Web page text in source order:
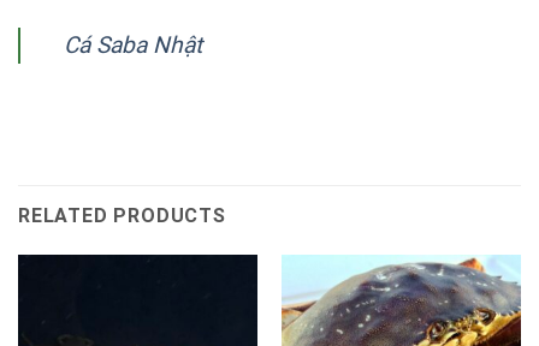
Cá Saba Nhật
RELATED PRODUCTS